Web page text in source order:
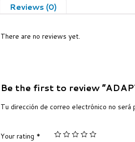
Reviews (0)
There are no reviews yet.
Be the first to review
Tu dirección de correo electrónico no será
Your rating *